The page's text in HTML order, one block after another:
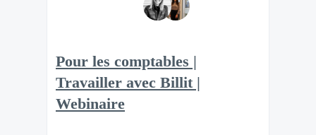
Pour les comptables |
Travailler avec Billit |
Webinaire